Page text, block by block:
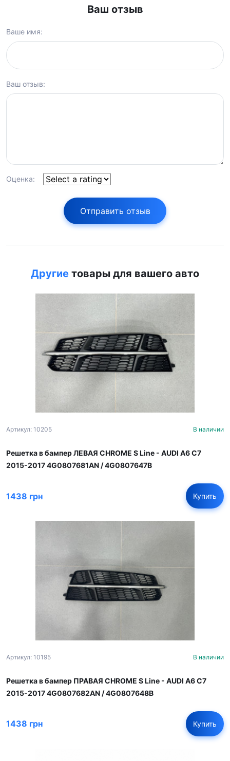
Ваш отзыв
Ваше имя:
Ваш отзыв:
Оценка:
Отправить отзыв
Другие товары для вашего авто
Артикул: 10205 В наличии
Решетка в бампер ЛЕВАЯ CHROME S Line - AUDI A6 С7
2015-2017 4G0807681AN / 4G0807647B
1438 грн Купить
Артикул: 10195 В наличии
Решетка в бампер ПРАВАЯ CHROME S Line - AUDI A6 С7
2015-2017 4G0807682AN / 4G0807648B
1438 грн Купить